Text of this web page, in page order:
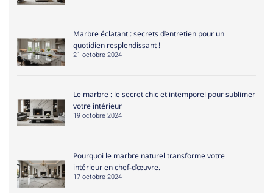
Marbre éclatant : secrets d’entretien pour un
quotidien resplendissant !
21 octobre 2024
Le marbre : le secret chic et intemporel pour sublimer
votre intérieur
19 octobre 2024
Pourquoi le marbre naturel transforme votre
intérieur en chef-d’œuvre.
17 octobre 2024